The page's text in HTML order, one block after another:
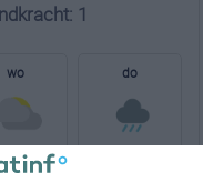
1
wo
18°
do